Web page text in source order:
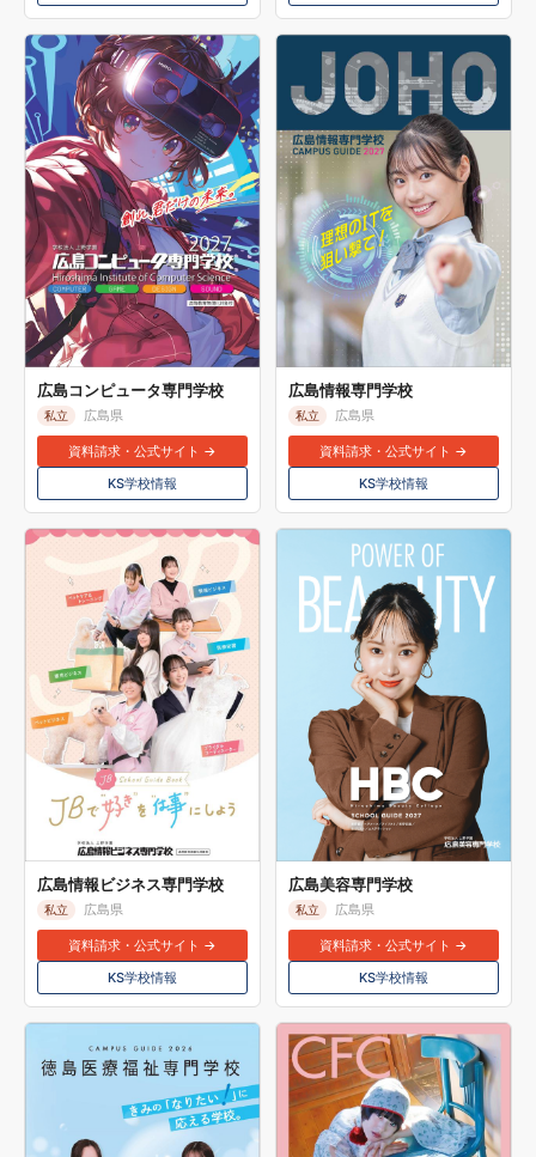
広島コンピュータ専門学校
私立 広島県
資料請求・公式サイト →
KS学校情報
広島情報専門学校
私立 広島県
資料請求・公式サイト →
KS学校情報
広島情報ビジネス専門学校
私立 広島県
資料請求・公式サイト →
KS学校情報
広島美容専門学校
私立 広島県
資料請求・公式サイト →
KS学校情報